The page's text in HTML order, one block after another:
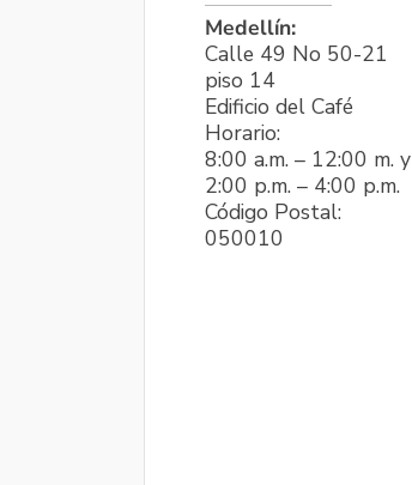
Medellín:
Calle 49 No 50-21
piso 14
Edificio del Café
Horario:
8:00 a.m. – 12:00 m. y
2:00 p.m. – 4:00 p.m.
Código Postal:
050010